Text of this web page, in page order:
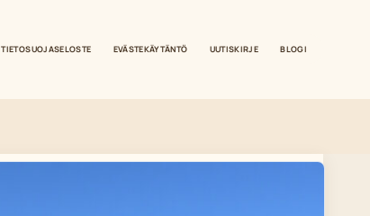
TIETOSUOJASELOSTE EVÄSTEKÄYTÄNTÖ UUTISKIRJE BLOGI